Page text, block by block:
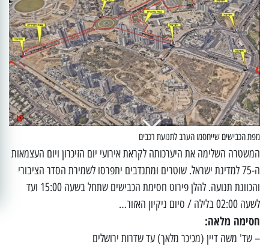
מפת הכבישים שייחסמו הערב לתנועת רכבים
המשטרה השלימה את היערכותה לקראת אירועי יום הזיכרון ויום העצמאות
ה-75 למדינת ישראל. שוטרים ומתנדבים יתפרסו לשמירת הסדר הציבורי
והכוונת תנועה. להלן פירוט חסימת הכבישים שתחל בשעה 15:00 ועד
לשעה 02:00 בלילה / סיום ניקיון האזור…
חסימה מלאה:
– שד' משה דיין (מכיכר מלאך) עד שדרות ירושלים